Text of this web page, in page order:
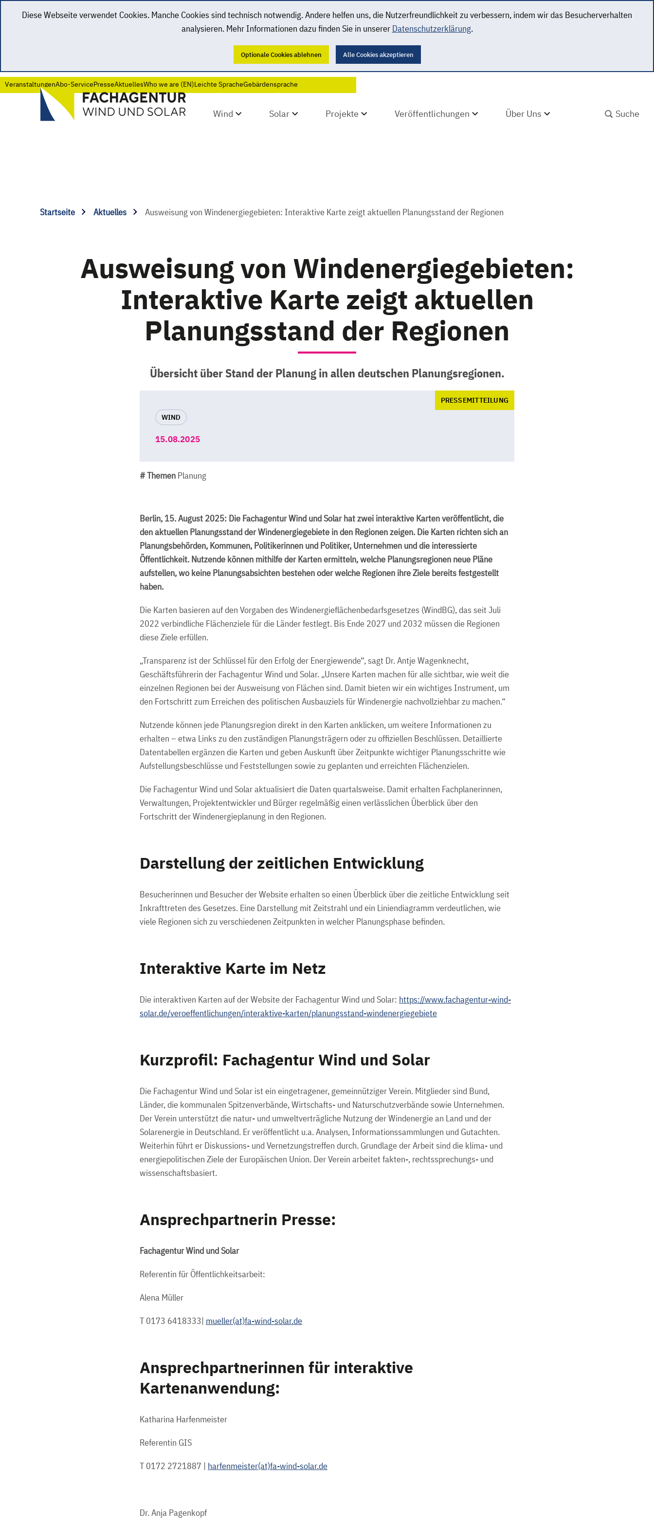
Diese Webseite verwendet Cookies. Manche Cookies sind technisch notwendig. Andere helfen uns, die Nutzerfreundlichkeit zu verbessern, indem wir das Besucherverhalten
analysieren. Mehr Informationen dazu finden Sie in unserer Datenschutzerklärung.
Optionale Cookies ablehnen Alle Cookies akzeptieren
VeranstaltungenAbo-ServicePresseAktuellesWho we are (EN)Leichte SpracheGebärdensprache
Wind Solar Projekte Veröffentlichungen Über Uns
Startseite Aktuelles Ausweisung von Windenergiegebieten: Interaktive Karte zeigt aktuellen Planungsstand der Regionen
Ausweisung von Windenergiegebieten:
Interaktive Karte zeigt aktuellen
Planungsstand der Regionen
Übersicht über Stand der Planung in allen deutschen Planungsregionen.
WIND
PRESSEMITTEILUNG
15.08.2025
# Themen Planung
Berlin, 15. August 2025: Die Fachagentur Wind und Solar hat zwei interaktive Karten veröffentlicht, die
den aktuellen Planungsstand der Windenergiegebiete in den Regionen zeigen. Die Karten richten sich an
Planungsbehörden, Kommunen, Politikerinnen und Politiker, Unternehmen und die interessierte
Öffentlichkeit. Nutzende können mithilfe der Karten ermitteln, welche Planungsregionen neue Pläne
aufstellen, wo keine Planungsabsichten bestehen oder welche Regionen ihre Ziele bereits festgestellt
haben.
Die Karten basieren auf den Vorgaben des Windenergieflächenbedarfsgesetzes (WindBG), das seit Juli
2022 verbindliche Flächenziele für die Länder festlegt. Bis Ende 2027 und 2032 müssen die Regionen
diese Ziele erfüllen.
„Transparenz ist der Schlüssel für den Erfolg der Energiewende“, sagt Dr. Antje Wagenknecht,
Geschäftsführerin der Fachagentur Wind und Solar. „Unsere Karten machen für alle sichtbar, wie weit die
einzelnen Regionen bei der Ausweisung von Flächen sind. Damit bieten wir ein wichtiges Instrument, um
den Fortschritt zum Erreichen des politischen Ausbauziels für Windenergie nachvollziehbar zu machen.“
Nutzende können jede Planungsregion direkt in den Karten anklicken, um weitere Informationen zu
erhalten – etwa Links zu den zuständigen Planungsträgern oder zu offiziellen Beschlüssen. Detaillierte
Datentabellen ergänzen die Karten und geben Auskunft über Zeitpunkte wichtiger Planungsschritte wie
Aufstellungsbeschlüsse und Feststellungen sowie zu geplanten und erreichten Flächenzielen.
Die Fachagentur Wind und Solar aktualisiert die Daten quartalsweise. Damit erhalten Fachplanerinnen,
Verwaltungen, Projektentwickler und Bürger regelmäßig einen verlässlichen Überblick über den
Fortschritt der Windenergieplanung in den Regionen.
Darstellung der zeitlichen Entwicklung
Besucherinnen und Besucher der Website erhalten so einen Überblick über die zeitliche Entwicklung seit
Inkrafttreten des Gesetzes. Eine Darstellung mit Zeitstrahl und ein Liniendiagramm verdeutlichen, wie
viele Regionen sich zu verschiedenen Zeitpunkten in welcher Planungsphase befinden.
Interaktive Karte im Netz
Die interaktiven Karten auf der Website der Fachagentur Wind und Solar: https://www.fachagentur-wind-
solar.de/veroeffentlichungen/interaktive-karten/planungsstand-windenergiegebiete
Kurzprofil: Fachagentur Wind und Solar
Die Fachagentur Wind und Solar ist ein eingetragener, gemeinnütziger Verein. Mitglieder sind Bund,
Länder, die kommunalen Spitzenverbände, Wirtschafts- und Naturschutzverbände sowie Unternehmen.
Der Verein unterstützt die natur- und umweltverträgliche Nutzung der Windenergie an Land und der
Solarenergie in Deutschland. Er veröffentlicht u.a. Analysen, Informationssammlungen und Gutachten.
Weiterhin führt er Diskussions- und Vernetzungstreffen durch. Grundlage der Arbeit sind die klima- und
energiepolitischen Ziele der Europäischen Union. Der Verein arbeitet fakten-, rechtssprechungs- und
wissenschaftsbasiert.
Ansprechpartnerin Presse:
Fachagentur Wind und Solar
Referentin für Öffentlichkeitsarbeit:
Alena Müller
T 0173 6418333| mueller(at)fa-wind-solar.de
Ansprechpartnerinnen für interaktive
Kartenanwendung:
Katharina Harfenmeister
Referentin GIS
T 0172 2721887 | harfenmeister(at)fa-wind-solar.de
Dr. Anja Pagenkopf